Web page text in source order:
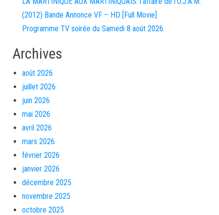
(2012) Bande Annonce VF – HD [Full Movie]
Programme TV soirée du Samedi 8 août 2026
Archives
août 2026
juillet 2026
juin 2026
mai 2026
avril 2026
mars 2026
février 2026
janvier 2026
décembre 2025
novembre 2025
octobre 2025